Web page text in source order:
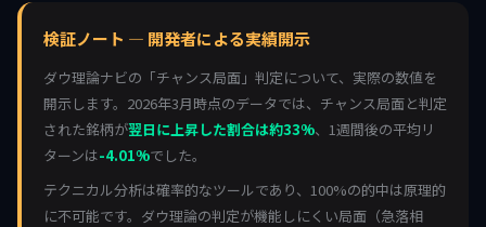
検証ノート — 開発者による実績開示
ダウ理論ナビの「チャンス局面」判定について、実際の数値を
開示します。2026年3月時点のデータでは、チャンス局面と判定
された銘柄が翌日に上昇した割合は約33%、1週間後の平均リ
ターンは-4.01%でした。
テクニカル分析は確率的なツールであり、100%の的中は原理的
に不可能です。ダウ理論の判定が機能しにくい局面（急落相